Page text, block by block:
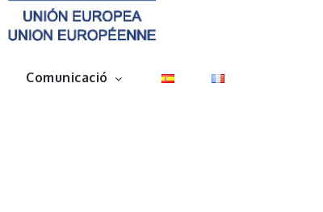
Comunicació